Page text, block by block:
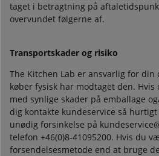
taget i betragtning på
overvundet følgerne af.
Transportskader og risiko
The Kitchen Lab er ansvarlig for
køber fysisk har modtaget den.
med synlige skader på emballage
dig kontakte kundeservice så
unødig forsinkelse på
telefon +46(0)8-41095200. Hvis du
forsendelsesmetode end at bruge